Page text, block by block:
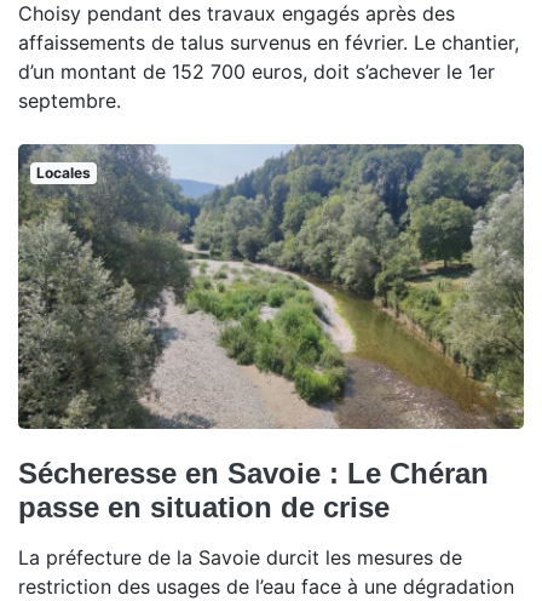
Choisy pendant des travaux engagés après des
affaissements de talus survenus en février. Le chantier,
d’un montant de 152 700 euros, doit s’achever le 1er
septembre.
Locales
Sécheresse en Savoie : Le Chéran
passe en situation de crise
La préfecture de la Savoie durcit les mesures de
restriction des usages de l’eau face à une dégradation